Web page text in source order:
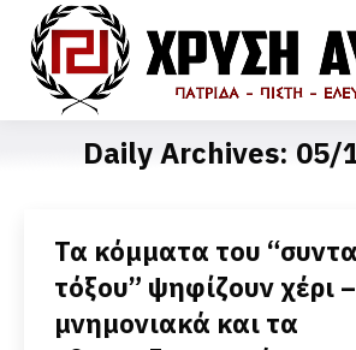
Daily Archives: 05/
Τα κόμματα του
τόξου” ψηφίζουν χέρι
μνημονιακά και τα